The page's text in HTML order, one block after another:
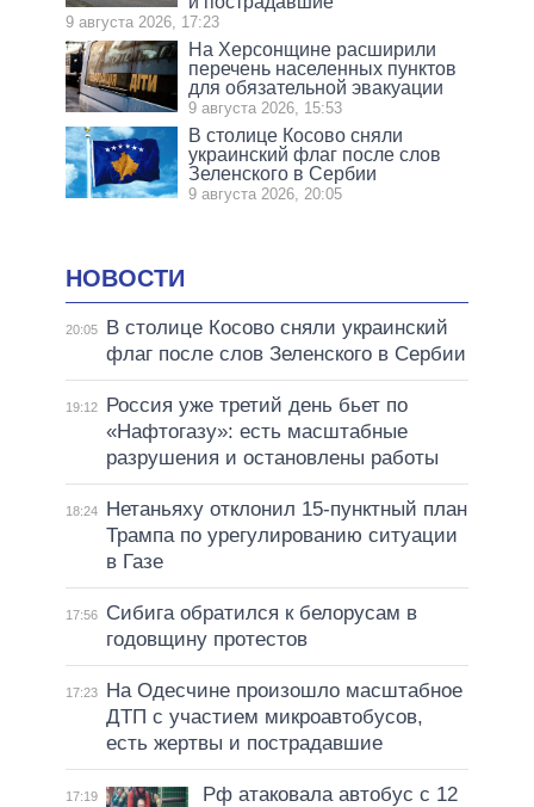
9 августа 2026, 17:23
На Херсонщине расширили
перечень населенных пунктов
для обязательной эвакуации
9 августа 2026, 15:53
В столице Косово сняли
украинский флаг после слов
Зеленского в Сербии
9 августа 2026, 20:05
НОВОСТИ
20:05
В столице Косово сняли украинский
флаг после слов Зеленского в Сербии
19:12
Россия уже третий день бьет по
«Нафтогазу»: есть масштабные
разрушения и остановлены работы
18:24
Нетаньяху отклонил 15-пунктный план
Трампа по урегулированию ситуации
в Газе
17:56
Сибига обратился к белорусам в
годовщину протестов
17:23
На Одесчине произошло масштабное
ДТП с участием микроавтобусов,
есть жертвы и пострадавшие
17:19
Рф атаковала автобус с 12